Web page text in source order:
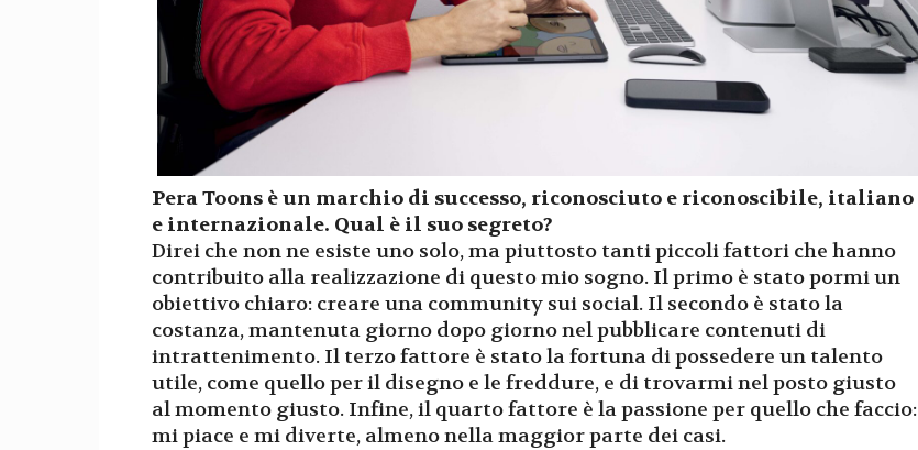
Pera Toons è un marchio di successo, riconosciuto e riconoscibile, italiano
e internazionale. Qual è il suo segreto?
Direi che non ne esiste uno solo, ma piuttosto tanti piccoli fattori che hanno
contribuito alla realizzazione di questo mio sogno. Il primo è stato pormi un
obiettivo chiaro: creare una community sui social. Il secondo è stato la
costanza, mantenuta giorno dopo giorno nel pubblicare contenuti di
intrattenimento. Il terzo fattore è stato la fortuna di possedere un talento
utile, come quello per il disegno e le freddure, e di trovarmi nel posto giusto
al momento giusto. Infine, il quarto fattore è la passione per quello che faccio:
mi piace e mi diverte, almeno nella maggior parte dei casi.